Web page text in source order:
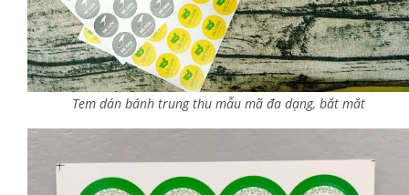
Tem dán bánh trung thu mẫu mã đa dạng, bắt mắt